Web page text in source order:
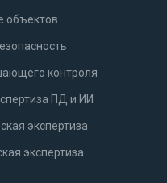
объектов
контроля
ПД и ИИ
экспертиза
экспертиза